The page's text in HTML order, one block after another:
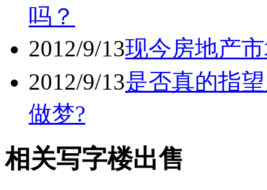
吗？
2012/9/13现今房地产
2012/9/13是否真的指
做梦?
相关写字楼出售